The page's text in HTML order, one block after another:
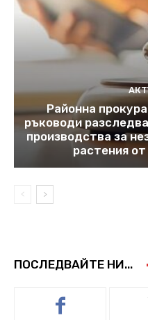
Районна
ръководи
производства за
растения
ПОСЛЕДВАЙТЕ НИ...